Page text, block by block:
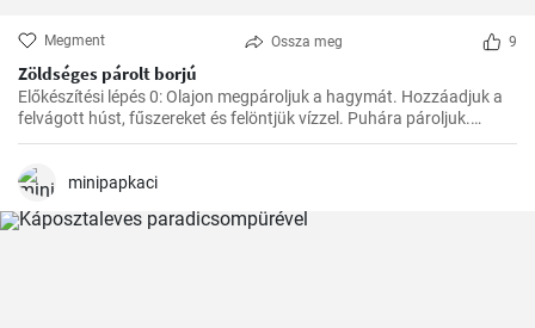
Megment Ossza meg 9
Zöldséges párolt borjú
Előkészítési lépés 0: Olajon megpároljuk a hagymát. Hozzáadjuk a
felvágott húst, fűszereket és felöntjük vízzel. Puhára pároljuk.
Ezután hozzáadjuk a zöldséget, a paradicsompürét és főzzük, amíg
felmelegedni.minipapkaci